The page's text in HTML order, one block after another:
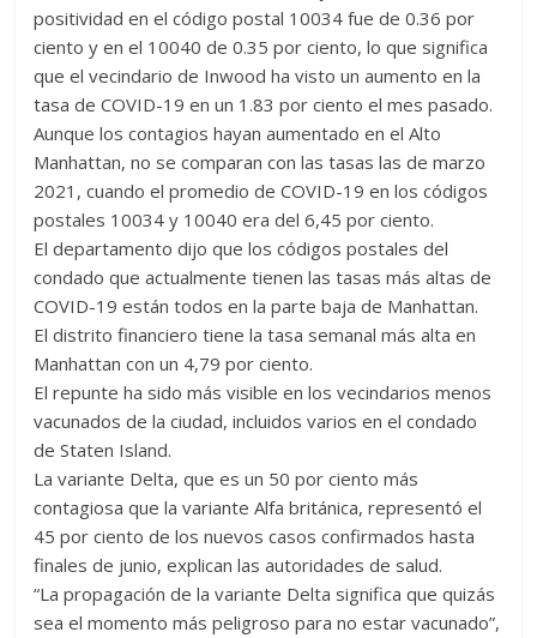
positividad en el código postal 10034 fue de 0.36 por
ciento y en el 10040 de 0.35 por ciento, lo que significa
que el vecindario de Inwood ha visto un aumento en la
tasa de COVID-19 en un 1.83 por ciento el mes pasado.
Aunque los contagios hayan aumentado en el Alto
Manhattan, no se comparan con las tasas las de marzo
2021, cuando el promedio de COVID-19 en los códigos
postales 10034 y 10040 era del 6,45 por ciento.
El departamento dijo que los códigos postales del
condado que actualmente tienen las tasas más altas de
COVID-19 están todos en la parte baja de Manhattan.
El distrito financiero tiene la tasa semanal más alta en
Manhattan con un 4,79 por ciento.
El repunte ha sido más visible en los vecindarios menos
vacunados de la ciudad, incluidos varios en el condado
de Staten Island.
La variante Delta, que es un 50 por ciento más
contagiosa que la variante Alfa británica, representó el
45 por ciento de los nuevos casos confirmados hasta
finales de junio, explican las autoridades de salud.
“La propagación de la variante Delta significa que quizás
sea el momento más peligroso para no estar vacunado”,